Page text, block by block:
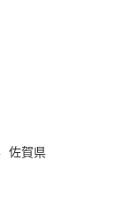
佐賀県